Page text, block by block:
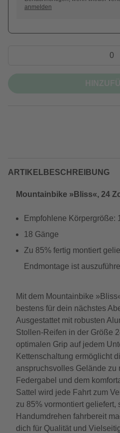
anmelden
ARTIKELBESCHREIBUNG
Mountainbike »Bliss«, 24
Empfohlene Körpergröße:
18 Gänge
Zu 85% fertig montiert
Endmontage ist
Mit dem Mountainbike
bestens für dein nächstes
Ausgestattet mit robusten
Stollen-Reifen in der Größe
optimalen Grip auf jedem
Kettenschaltung ermöglicht
anspruchsvolles Gelände zu
Federgabel und dem
Sattel wird jede Fahrt zum
zu 85% vormontiert geliefert,
Handumdrehen fahrbereit
dich für Qualität und